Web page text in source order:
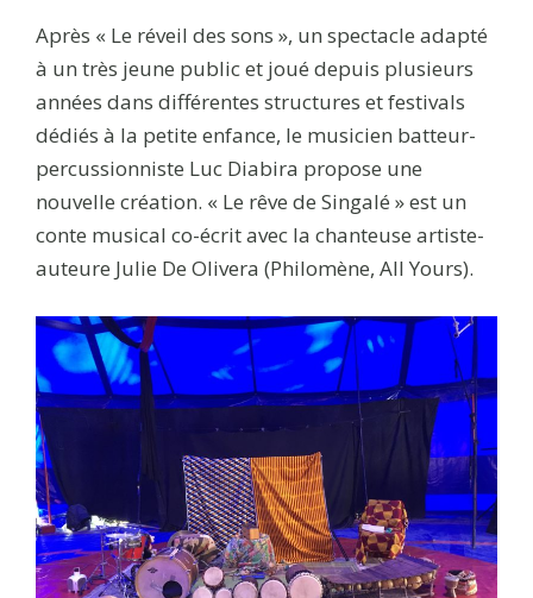
Après « Le réveil des sons », un spectacle adapté
à un très jeune public et joué depuis plusieurs
années dans différentes structures et festivals
dédiés à la petite enfance, le musicien batteur-
percussionniste Luc Diabira propose une
nouvelle création. « Le rêve de Singalé » est un
conte musical co-écrit avec la chanteuse artiste-
auteure Julie De Olivera (Philomène, All Yours).